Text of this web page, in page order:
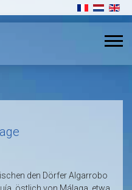
Sprache
den Dörfer Algarrobo